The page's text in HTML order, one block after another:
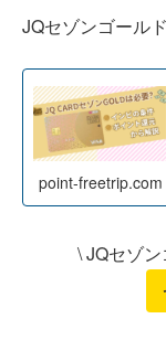
JQセゾンゴール
point-freetrip.com
\ JQセゾ